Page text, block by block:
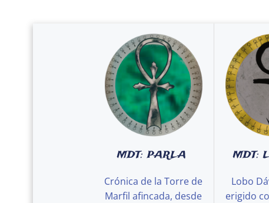
MDT: PARLA
Crónica de la Torre de
Marfil afincada, desde
MDT:
Lobo
erigido